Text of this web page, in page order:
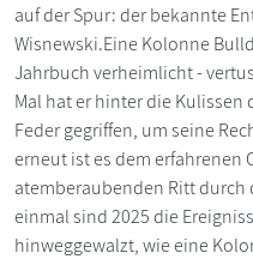
auf der Spur: der bekannte
Wisnewski.Eine Kolonne
Jahrbuch verheimlicht -
Mal hat er hinter die Kulissen
Feder gegriffen, um seine
erneut ist es dem erfahrenen
atemberaubenden Ritt durch
einmal sind 2025 die
hinweggewalzt, wie eine